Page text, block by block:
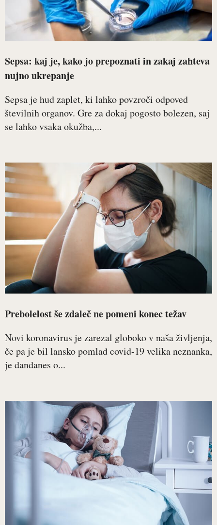
Sepsa: kaj je, kako jo prepoznati in zakaj zahteva
nujno ukrepanje
Sepsa je hud zaplet, ki lahko povzroči odpoved
številnih organov. Gre za dokaj pogosto bolezen, saj
se lahko vsaka okužba,...
Prebolelost še zdaleč ne pomeni konec težav
Novi koronavirus je zarezal globoko v naša življenja,
če pa je bil lansko pomlad covid-19 velika neznanka,
je dandanes o...